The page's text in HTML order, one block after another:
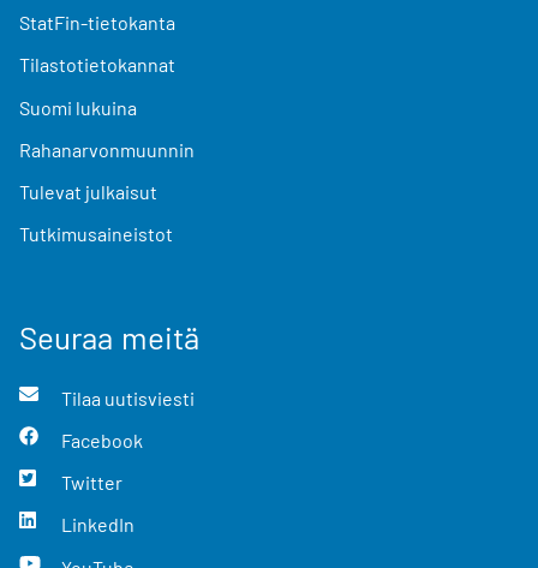
StatFin-tietokanta
Tilastotietokannat
Suomi lukuina
Rahanarvonmuunnin
Tulevat julkaisut
Tutkimusaineistot
Seuraa meitä
Tilaa uutisviesti
Facebook
Twitter
LinkedIn